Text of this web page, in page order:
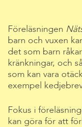
Föreläsningen
barn och vuxen
det som barn
kränkningar, och
som kan vara
exempel
Fokus i
kan göra för att